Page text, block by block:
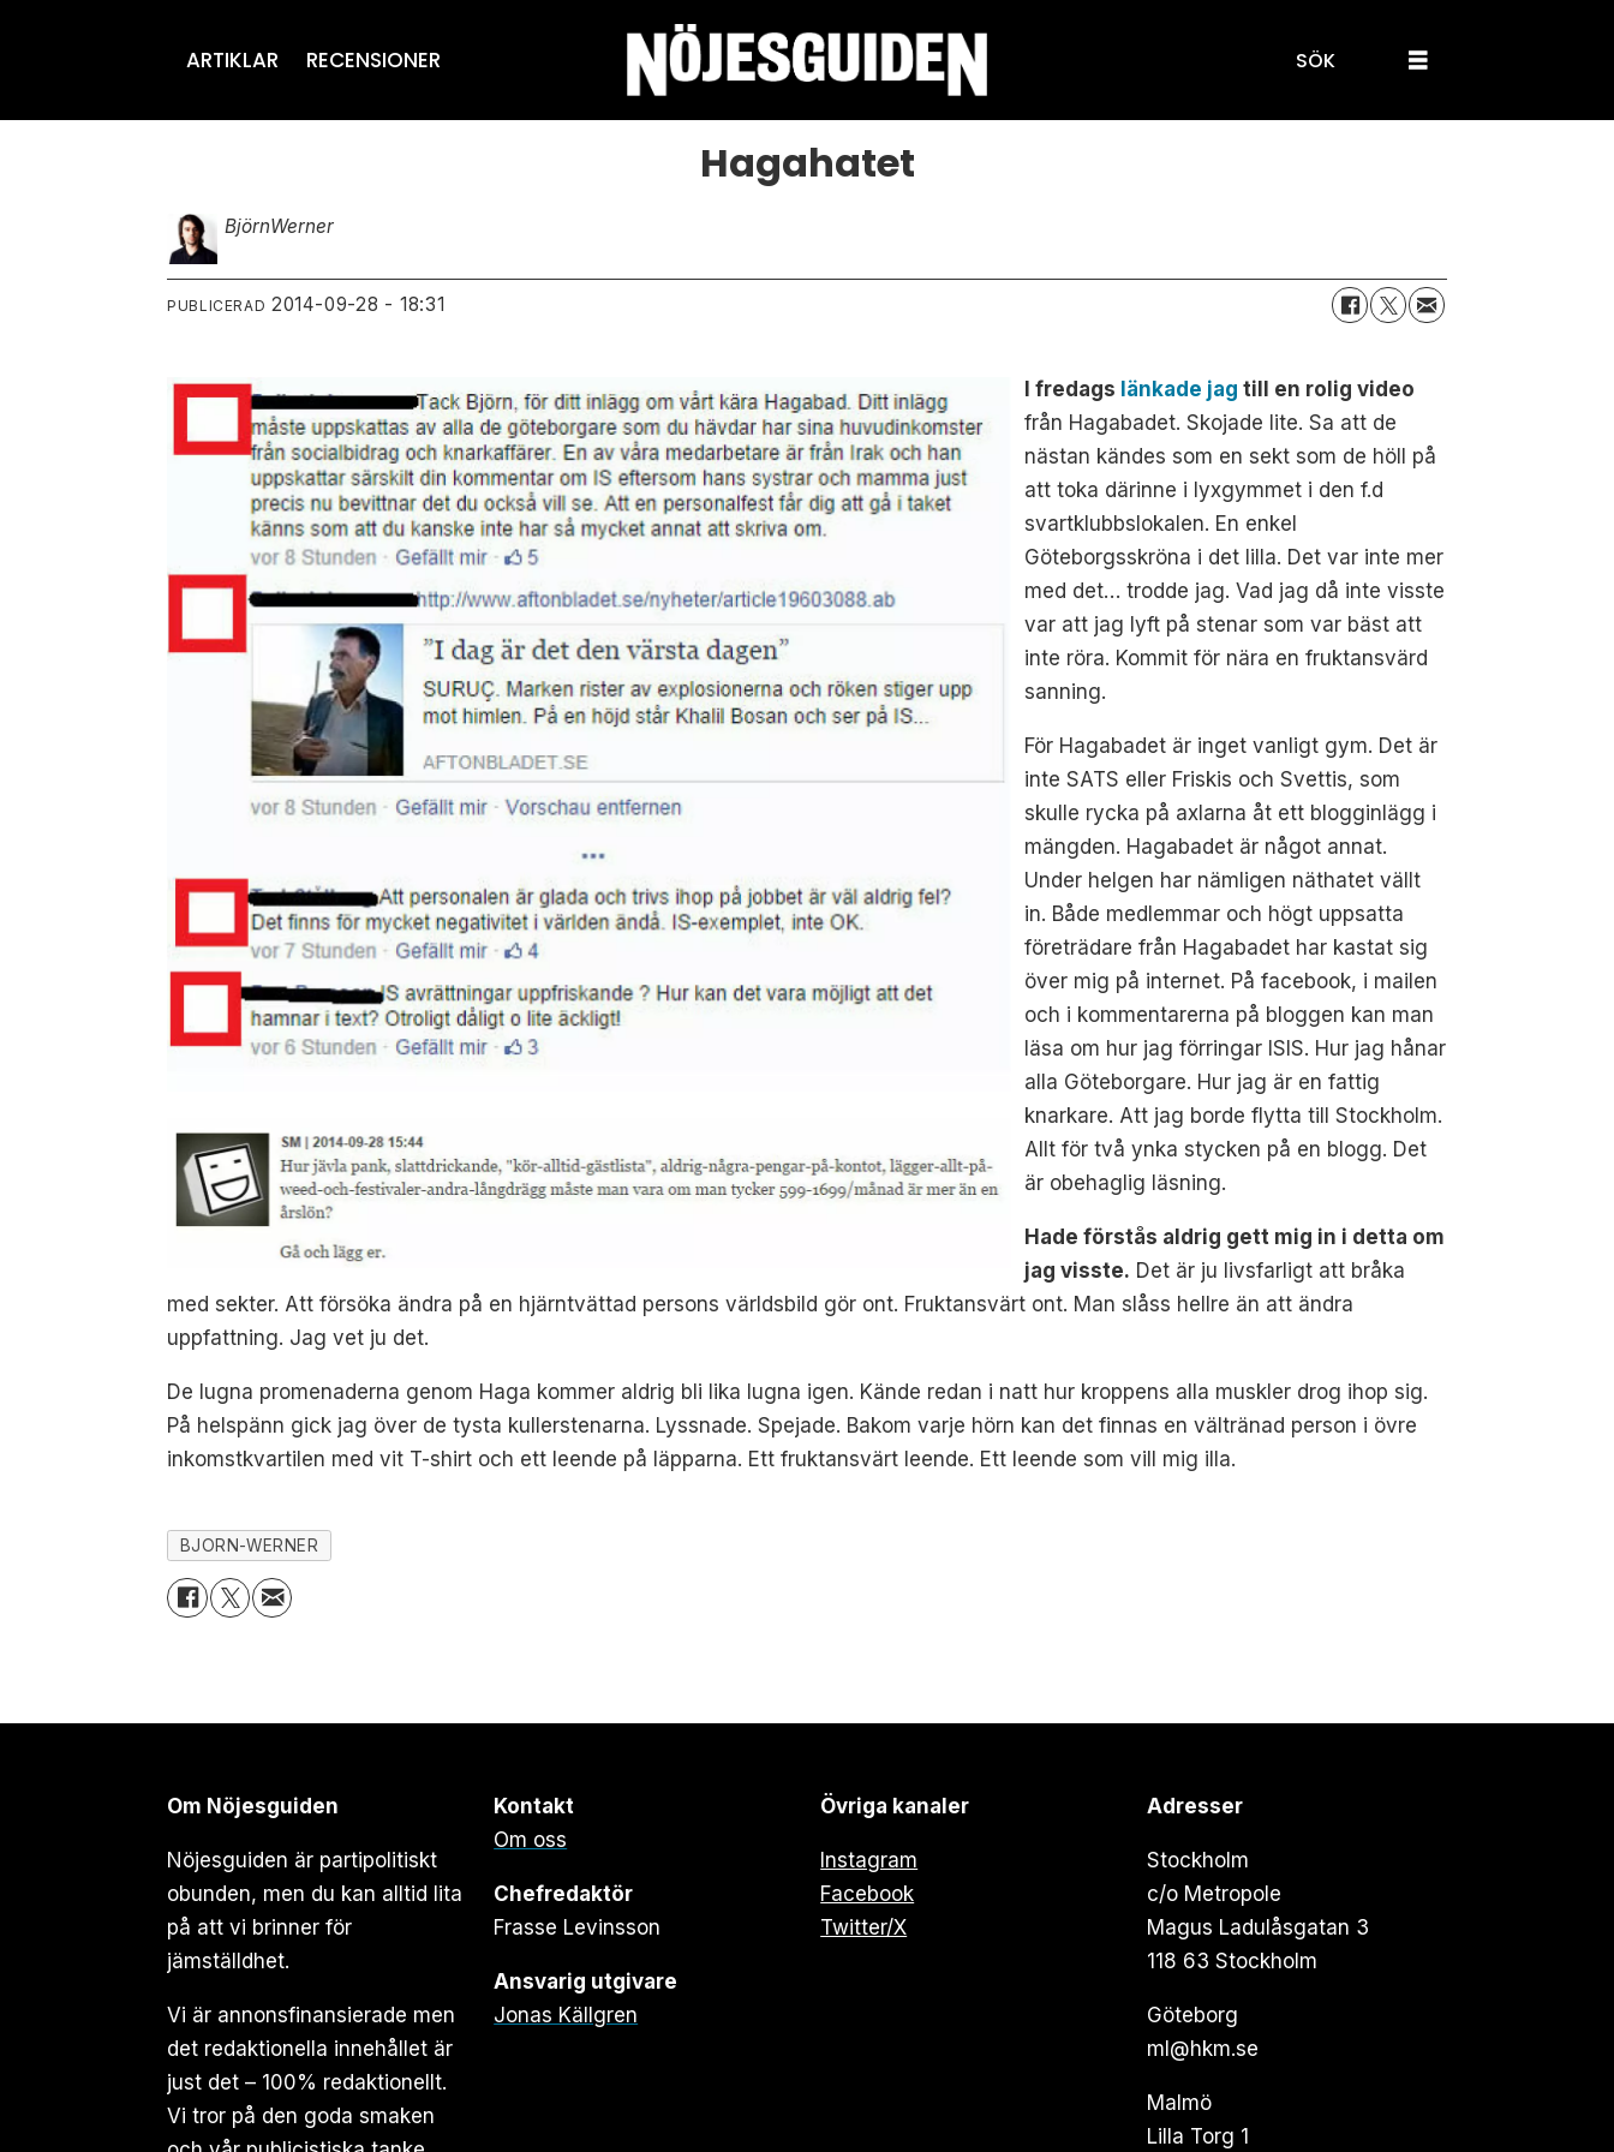
ARTIKLAR RECENSIONER SÖK
Hagahatet
BjörnWerner
PUBLICERAD 2014-09-28 - 18:31
I fredags länkade jag till en rolig video
från Hagabadet. Skojade lite. Sa att de
nästan kändes som en sekt som de höll på
att toka därinne i lyxgymmet i den f.d
svartklubbslokalen. En enkel
Göteborgsskröna i det lilla. Det var inte mer
med det… trodde jag. Vad jag då inte visste
var att jag lyft på stenar som var bäst att
inte röra. Kommit för nära en fruktansvärd
sanning.
För Hagabadet är inget vanligt gym. Det är
inte SATS eller Friskis och Svettis, som
skulle rycka på axlarna åt ett blogginlägg i
mängden. Hagabadet är något annat.
Under helgen har nämligen näthatet vällt
in. Både medlemmar och högt uppsatta
företrädare från Hagabadet har kastat sig
över mig på internet. På facebook, i mailen
och i kommentarerna på bloggen kan man
läsa om hur jag förringar ISIS. Hur jag hånar
alla Göteborgare. Hur jag är en fattig
knarkare. Att jag borde flytta till Stockholm.
Allt för två ynka stycken på en blogg. Det
är obehaglig läsning.
Hade förstås aldrig gett mig in i detta om
jag visste. Det är ju livsfarligt att bråka
med sekter. Att försöka ändra på en hjärntvättad persons världsbild gör ont. Fruktansvärt ont. Man slåss hellre än att ändra
uppfattning. Jag vet ju det.
De lugna promenaderna genom Haga kommer aldrig bli lika lugna igen. Kände redan i natt hur kroppens alla muskler drog ihop sig.
På helspänn gick jag över de tysta kullerstenarna. Lyssnade. Spejade. Bakom varje hörn kan det finnas en vältränad person i övre
inkomstkvartilen med vit T-shirt och ett leende på läpparna. Ett fruktansvärt leende. Ett leende som vill mig illa.
BJORN-WERNER
Om Nöjesguiden
Nöjesguiden är partipolitiskt
obunden, men du kan alltid lita
på att vi brinner för
jämställdhet.
Vi är annonsfinansierade men
det redaktionella innehållet är
just det – 100% redaktionellt.
Vi tror på den goda smaken
Kontakt
Om oss
Chefredaktör
Frasse Levinsson
Ansvarig utgivare
Jonas Källgren
Övriga kanaler
Instagram
Facebook
Twitter/X
Adresser
Stockholm
c/o Metropole
Magus Ladulåsgatan 3
118 63 Stockholm
Göteborg
ml@hkm.se
Malmö
Lilla Torg 1